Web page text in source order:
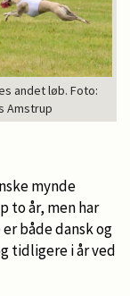
andet løb. Foto:
Amstrup
mynde
to år, men har
både dansk og
tidligere i år ved